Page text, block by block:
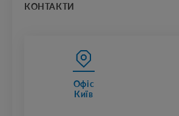
прайс-листи
КОНТАКТИ
Офіс
Київ